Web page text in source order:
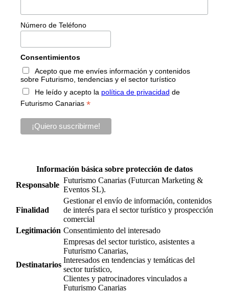
Número de Teléfono
Consentimientos
Acepto que me envíes información y contenidos
sobre Futurismo, tendencias y el sector turístico
He leído y acepto la política de privacidad de
Futurismo Canarias *
Información básica sobre protección de datos
Responsable
Futurismo Canarias (Futurcan Marketing &
Eventos SL).
Finalidad
Gestionar el envío de información, contenidos
de interés para el sector turístico y prospección
comercial
Legitimación Consentimiento del interesado
Destinatarios
Empresas del sector turistico, asistentes a
Futurismo Canarias,
Interesados en tendencias y temáticas del
sector turístico,
Clientes y patrocinadores vinculados a
Futurismo Canarias